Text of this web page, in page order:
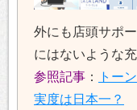
外にも店頭サポ
にはないような
参照記事 ：
トー
実度は日本一？